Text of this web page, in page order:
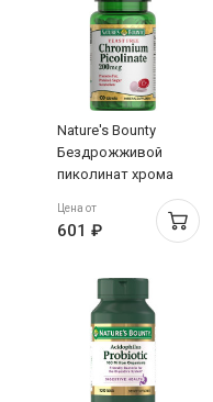
Nature's Bounty
Бездрожживой
пиколинат хрома
Цена от
601 ₽